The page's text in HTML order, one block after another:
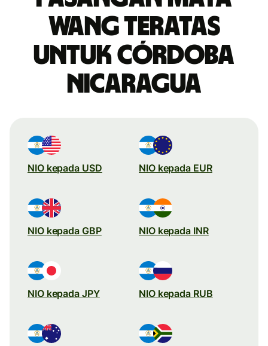
wang teratas
untuk córdoba
Nicaragua
NIO kepada USD NIO kepada EUR
NIO kepada GBP NIO kepada INR
NIO kepada JPY NIO kepada RUB